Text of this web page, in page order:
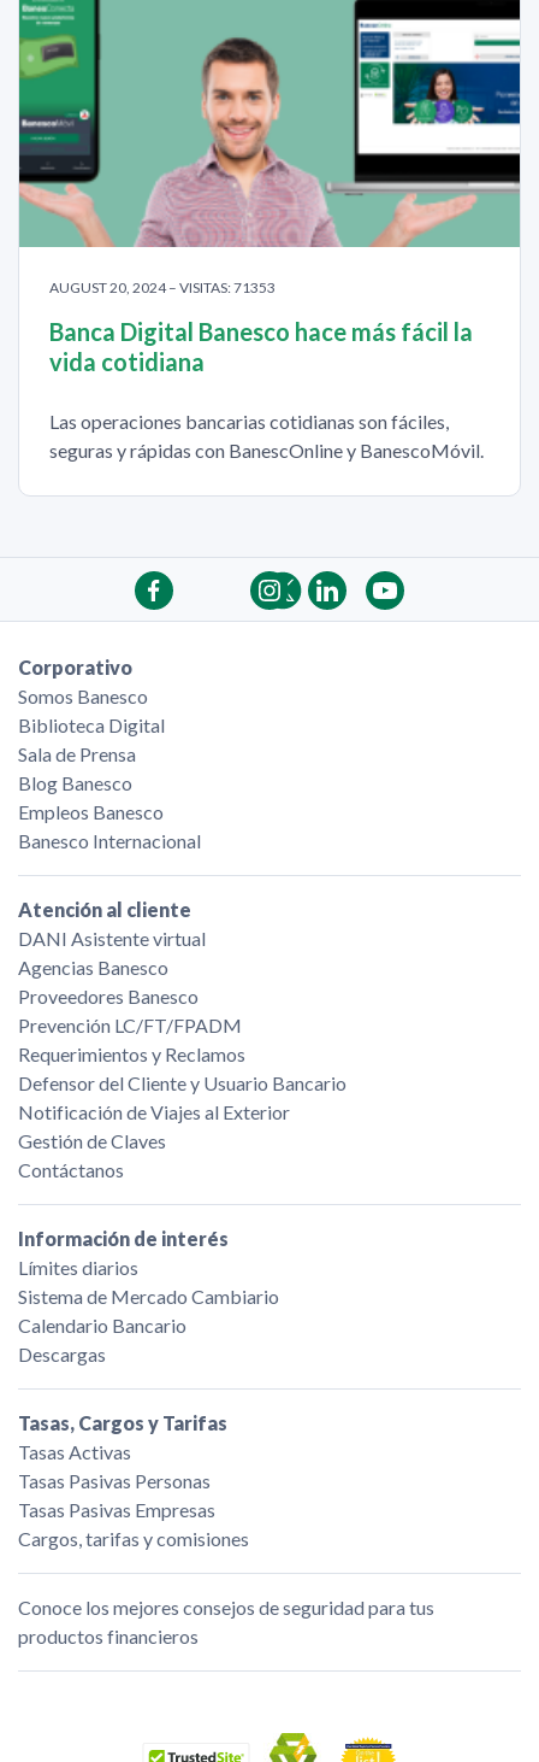
AUGUST 20, 2024 – VISITAS: 71353
Banca Digital Banesco hace más fácil la
vida cotidiana
Las operaciones bancarias cotidianas son fáciles,
seguras y rápidas con BanescOnline y BanescoMóvil.
Corporativo
Somos Banesco
Biblioteca Digital
Sala de Prensa
Blog Banesco
Empleos Banesco
Banesco Internacional
Atención al cliente
DANI Asistente virtual
Agencias Banesco
Proveedores Banesco
Prevención LC/FT/FPADM
Requerimientos y Reclamos
Defensor del Cliente y Usuario Bancario
Notificación de Viajes al Exterior
Gestión de Claves
Contáctanos
Información de interés
Límites diarios
Sistema de Mercado Cambiario
Calendario Bancario
Descargas
Tasas, Cargos y Tarifas
Tasas Activas
Tasas Pasivas Personas
Tasas Pasivas Empresas
Cargos, tarifas y comisiones
Conoce los mejores consejos de seguridad para tus
productos financieros